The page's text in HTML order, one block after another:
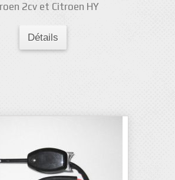
2cv et Citroen HY
Détails